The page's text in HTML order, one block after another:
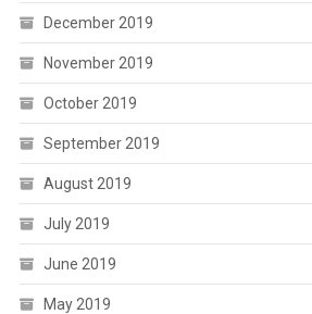
December 2019
November 2019
October 2019
September 2019
August 2019
July 2019
June 2019
May 2019